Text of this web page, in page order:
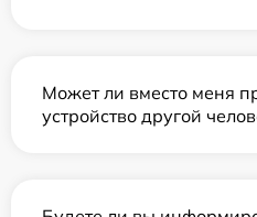
Может ли вместо меня
устройство другой